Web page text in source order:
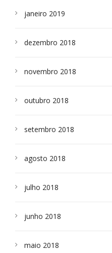
janeiro 2019
dezembro 2018
novembro 2018
outubro 2018
setembro 2018
agosto 2018
julho 2018
junho 2018
maio 2018